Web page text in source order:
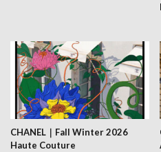
CHANEL｜Fall Winter 2026
Haute Couture